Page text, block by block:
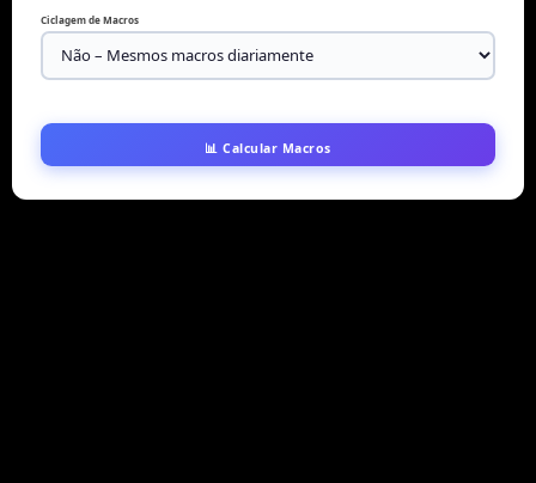
Ciclagem de Macros
📊 Calcular Macros